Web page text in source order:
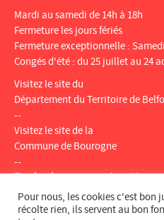
Mardi au samedi de 14h à 18h
Fermeture les jours fériés
Fermeture exceptionnelle :
Congés d'été : du 25 juillet au 24
Visitez le site du
Département du Territoire de
--
Visitez le site de la
Commune de Bourogne
--
Facebook:Espace multimédia
Instagram:
--
Pour nous, les cookies c'est bon
récolte rien, ils servent au bon